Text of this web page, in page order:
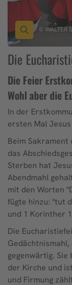
© WALTER
Die
Die Feier
Wohl aber die
In der
ersten Mal
Beim Sakrament
das
Sterben hat
Abendmahl
mit den Worten
fügte hinzu: "tut
und 1 Korinther
Die
gegenwärtig.
der Kirche und
und Firmung